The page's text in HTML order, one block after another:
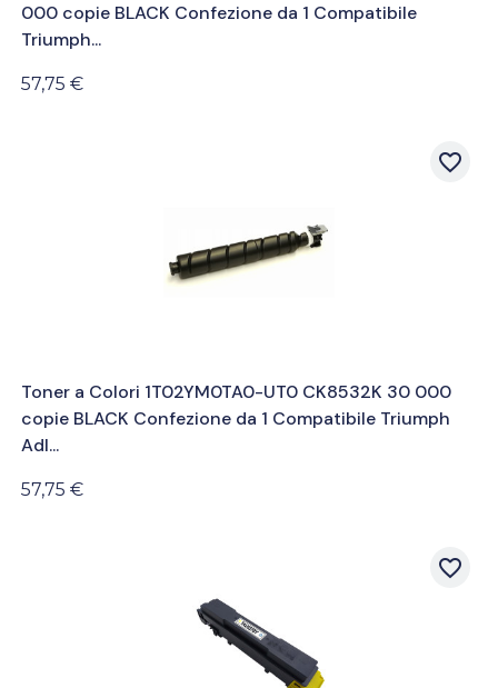
000 copie BLACK Confezione da 1 Compatibile
Triumph...
57,75 €
favorite_border
Toner a Colori 1T02YM0TA0-UT0 CK8532K 30 000
copie BLACK Confezione da 1 Compatibile Triumph
Adl...
57,75 €
favorite_border